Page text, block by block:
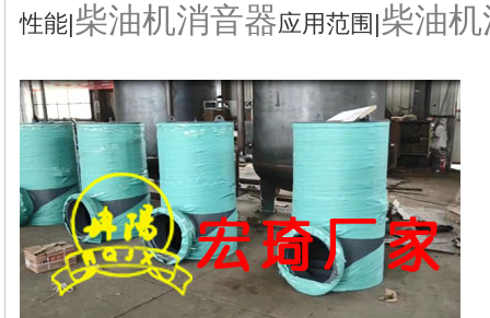
性能|柴油机消音器应用范围|柴油